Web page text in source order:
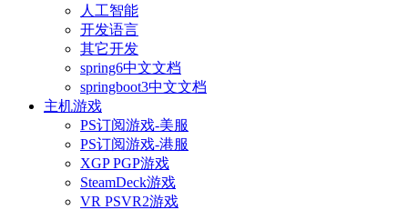
人工智能
开发语言
其它开发
spring6中文文档
springboot3中文文档
主机游戏
PS订阅游戏-美服
PS订阅游戏-港服
XGP PGP游戏
SteamDeck游戏
VR PSVR2游戏